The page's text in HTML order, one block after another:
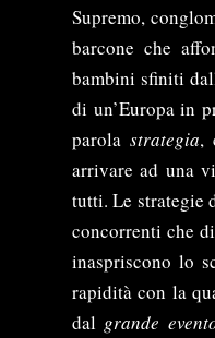
Supremo,
barcone che
bambini sfiniti
di un’Europa in
parolastrategia,
arrivare ad una
tutti. Le strategie
concorrenti che
inaspriscono lo
rapidità con la
dal grande